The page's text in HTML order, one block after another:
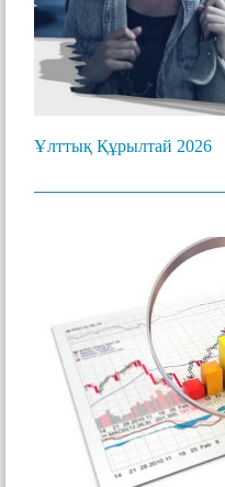
Ұлттық Құрылтай 2026